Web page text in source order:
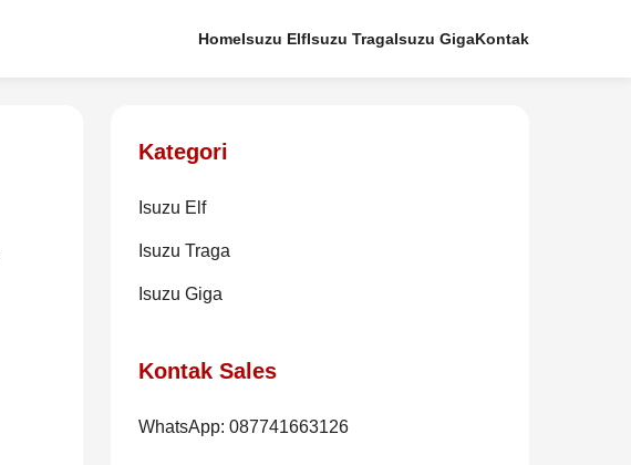
HomeIsuzu ElfIsuzu TragaIsuzu GigaKontak
Kategori
Isuzu Elf
Isuzu Traga
Isuzu Giga
Kontak Sales
WhatsApp: 087741663126